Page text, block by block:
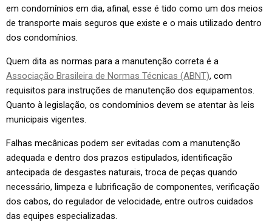
em condomínios em dia, afinal, esse é tido como um dos meios
de transporte mais seguros que existe e o mais utilizado dentro
dos condomínios.
Quem dita as normas para a manutenção correta é a
Associação Brasileira de Normas Técnicas (ABNT), com
requisitos para instruções de manutenção dos equipamentos.
Quanto à legislação, os condomínios devem se atentar às leis
municipais vigentes.
Falhas mecânicas podem ser evitadas com a manutenção
adequada e dentro dos prazos estipulados, identificação
antecipada de desgastes naturais, troca de peças quando
necessário, limpeza e lubrificação de componentes, verificação
dos cabos, do regulador de velocidade, entre outros cuidados
das equipes especializadas.